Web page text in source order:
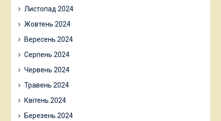
Листопад 2024
Жовтень 2024
Вересень 2024
Серпень 2024
Червень 2024
Травень 2024
Квітень 2024
Березень 2024